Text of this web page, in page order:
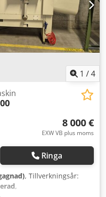
1 /4
8 000 €
EXW VB plus moms
Ringa
, Tillverkningsår:
,